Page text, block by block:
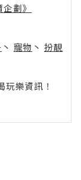
劃》
丶 寵物 丶 扮靚
樂資訊！